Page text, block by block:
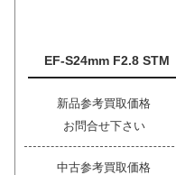
EF-S24mm F2.8 STM
新品参考買取価格
お問合せ下さい
中古参考買取価格